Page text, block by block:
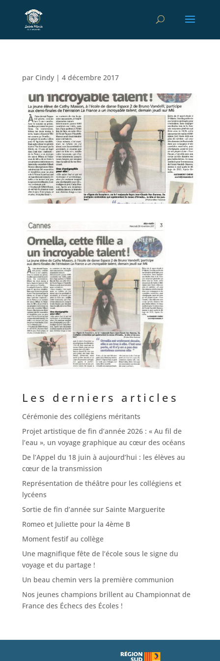
par Cindy| 4 décembre 2017
Les derniers articles
Cérémonie des collégiens méritants
Projet artistique de fin d’année 2026 : « Au fil de
l’eau », un voyage graphique au cœur des océans
De l’Appel du 18 juin à aujourd’hui : les élèves au
cœur de la transmission
Représentation de théâtre pour les collégiens et
lycéens
Sortie de fin d’année sur Sainte Marguerite
Romeo et Juliette pour la 4ème B
Moment festif au collège
Une magnifique fête de l’école sous le signe du
voyage et du partage !
Un beau chemin vers la première communion
Nos jeunes champions brillent au Championnat de
France des Échecs des Écoles !